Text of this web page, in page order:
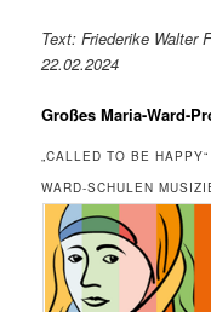
Text: Friederike Walter
22.02.2024
Großes Maria-Ward-
„CALLED TO BE
WARD-SCHULEN